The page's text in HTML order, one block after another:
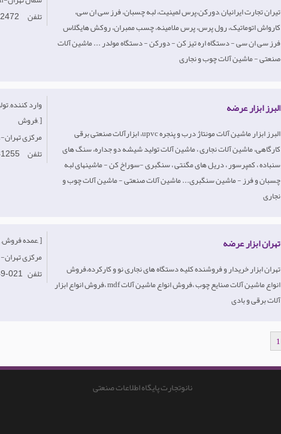
تلفن
تیران تجارت ایرانیان ,دورکن،پرس لمینیت، لبه چسبان، فرز سی ان سی،
کارواش اتوماتیک، رول پرس، پرس ملامینه، چسب ممبران، روکش هایگلاس
فرز سی ان سی - دستگاه اره تیز کن - دورکن - دستگاه مولدر ... ماشین آلات
صنعتی - ماشین آلات چوب و نجاری
فروش, ]
Iran-مرکزی تهران
تلفن
البرز ابزار عرضه
البرز ابزار ماشین آلات مونتاژ درب و پنجره upvc، ابزارآلات صنعتی برقی
کارگاهی، ماشین آلات نجاری ، ماشین آلات تولید شیشه دو جداره، سنگ های
سنباده ، کمپرسور ، دریل های مگنتی ، سنگبری -سوراخ کن - ماشینهای لبه
چسبان و فرز - ماشین سنگبری... ماشین آلات صنعتی - ماشین آلات چوب و
نجاری
[عمده فروش, خرده فروش, ]
-مرکزی تهران
021 تلفن
تهران ابزار عرضه
تهران ابزار خریدار و فروشنده کلیه دستگاه های نجاری نو و کارکرده،فروش
انواع ماشین آلات صنایع چوب ،فروش انواع ماشین آلات mdf ،فروش انواع ابزار
آلات برقی و بادی
1
نانوتجارت پایگاه اطلاعات صنعتی